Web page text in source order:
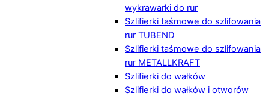
wykrawarki do rur
Szlifierki taśmowe do szlifowania
rur TUBEND
Szlifierki taśmowe do szlifowania
rur METALLKRAFT
Szlifierki do wałków
Szlifierki do wałków i otworów